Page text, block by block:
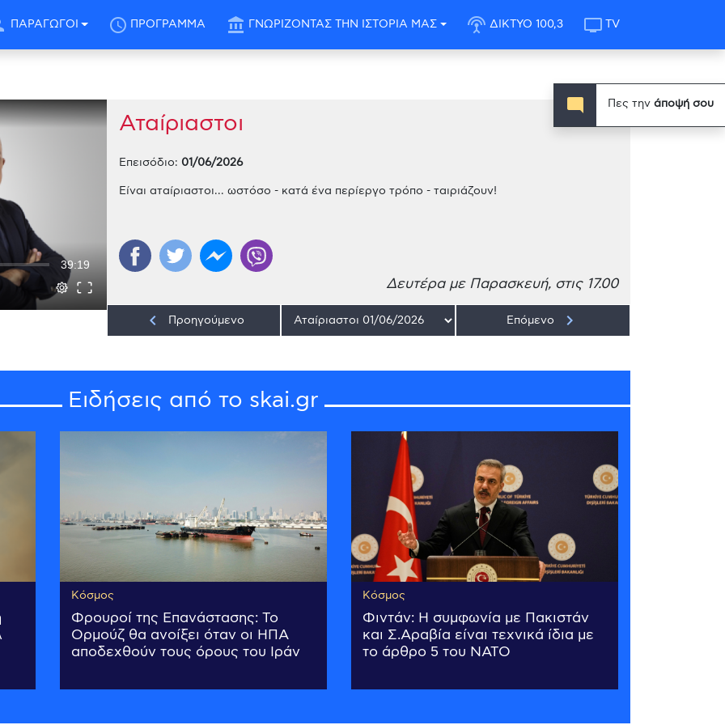
ΠΑΡΑΓΩΓΟΙ schedule ΠΡΟΓΡΑΜΜΑ account_balance ΓΝΩΡΙΖΟΝΤΑΣ ΤΗΝ ΙΣΤΟΡΙΑ ΜΑΣ settings_input_antenna ΔΙΚΤΥΟ 100,3 tv TV
39:19
Αταίριαστοι
Επεισόδιο: 01/06/2026
Είναι αταίριαστοι... ωστόσο - κατά ένα περίεργο τρόπο - ταιριάζουν!
Δευτέρα με Παρασκευή, στις 17.00
keyboard_arrow_left Προηγούμενο Επόμενο keyboard_arrow_right
Ειδήσεις από το skai.gr
Κόσμος
Φρουροί της Επανάστασης: Το
Ορμούζ θα ανοίξει όταν οι ΗΠΑ
αποδεχθούν τους όρους του Ιράν
Κόσμος
Φιντάν: Η συμφωνία με Πακιστάν
και Σ.Αραβία είναι τεχνικά ίδια με
το άρθρο 5 του ΝΑΤΟ
mode_comment Πες την άποψή σου